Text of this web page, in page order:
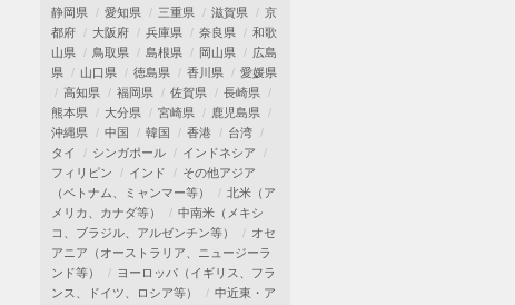
静岡県
愛知県 三重県 滋賀県
京
都府
大阪府 兵庫県 奈良県
和歌
山県
鳥取県 島根県 岡山県
広島
県
山口県 徳島県 香川県
愛媛県
高知県
福岡県 佐賀県
長崎県
熊本県
大分県 宮崎県
鹿児島県
沖縄県
中国 韓国 香港
台湾
タイ
シンガポール
インドネシア
フィリピン
インド
その他アジア
（ベトナム、ミャンマー等）
北米（ア
メリカ、カナダ等）
中南米（メキシ
コ、ブラジル、アルゼンチン等）
オセ
アニア（オーストラリア、ニュージーラ
ンド等）
ヨーロッパ（イギリス、フラ
ンス、ドイツ、ロシア等）
中近東・ア